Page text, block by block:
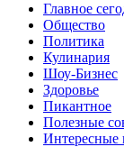
Главное
Общество
Политика
Кулинария
Шоу-Бизнес
Здоровье
Пикантное
Полезные
Интересные